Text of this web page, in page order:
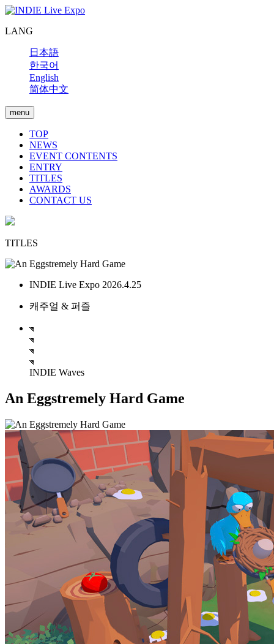
LANG
日本語
한국어
English
简体中文
menu
TOP
NEWS
EVENT CONTENTS
ENTRY
TITLES
AWARDS
CONTACT US
TITLES
INDIE Live Expo 2026.4.25
캐주얼 & 퍼즐
INDIE Waves
An Eggstremely Hard Game